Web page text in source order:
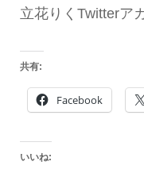
立花りくTwitterア
共有:
Facebook
いいね: